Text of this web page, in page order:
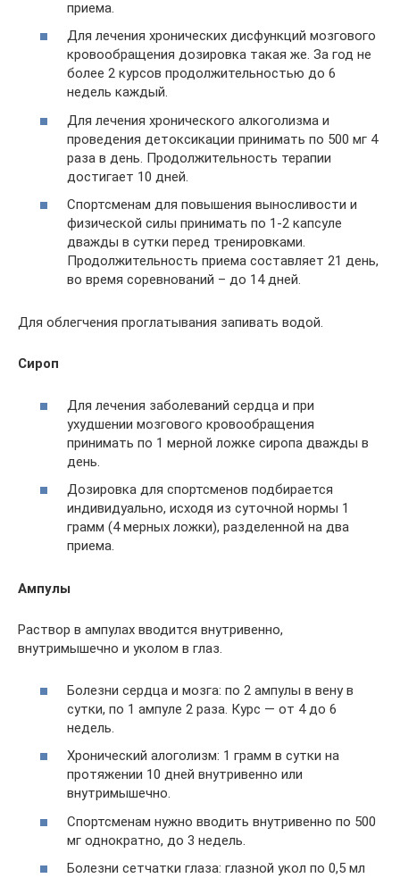
приема.
Для лечения хронических дисфункций мозгового
кровообращения дозировка такая же. За год не
более 2 курсов продолжительностью до 6
недель каждый.
Для лечения хронического алкоголизма и
проведения детоксикации принимать по 500 мг 4
раза в день. Продолжительность терапии
достигает 10 дней.
Спортсменам для повышения выносливости и
физической силы принимать по 1-2 капсуле
дважды в сутки перед тренировками.
Продолжительность приема составляет 21 день,
во время соревнований – до 14 дней.
Для облегчения проглатывания запивать водой.
Сироп
Для лечения заболеваний сердца и при
ухудшении мозгового кровообращения
принимать по 1 мерной ложке сиропа дважды в
день.
Дозировка для спортсменов подбирается
индивидуально, исходя из суточной нормы 1
грамм (4 мерных ложки), разделенной на два
приема.
Ампулы
Раствор в ампулах вводится внутривенно,
внутримышечно и уколом в глаз.
Болезни сердца и мозга: по 2 ампулы в вену в
сутки, по 1 ампуле 2 раза. Курс — от 4 до 6
недель.
Хронический алоголизм: 1 грамм в сутки на
протяжении 10 дней внутривенно или
внутримышечно.
Спортсменам нужно вводить внутривенно по 500
мг однократно, до 3 недель.
Болезни сетчатки глаза: глазной укол по 0,5 мл